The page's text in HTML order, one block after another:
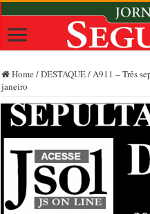
Home /DESTAQUE/A911 – Três
janeiro